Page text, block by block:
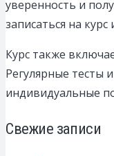
уверенность и
записаться на
Курс также
Регулярные тесты
индивидуальные
Свежие записи